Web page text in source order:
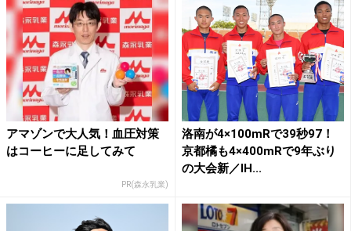
アマゾンで大人気！血圧対策
はコーヒーに足してみて
PR(森永乳業)
洛南が4×100mRで39秒97！
京都橘も4×400mRで9年ぶり
の大会新／IH...